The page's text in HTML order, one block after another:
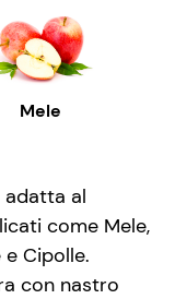
Mele
adatta al
come Mele,
Cipolle.
con nastro